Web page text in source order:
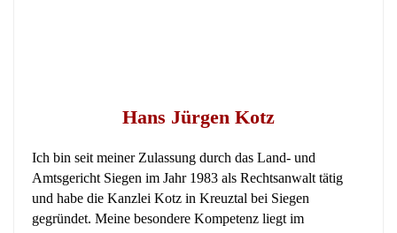
Amtsgericht Siegen im Jahr 1983 als Rechtsanwalt tätig
und habe die Kanzlei Kotz in Kreuztal bei Siegen
gegründet. Meine besondere Kompetenz liegt im
Arbeitsrecht, für das ich 1997 den Fachanwaltstitel